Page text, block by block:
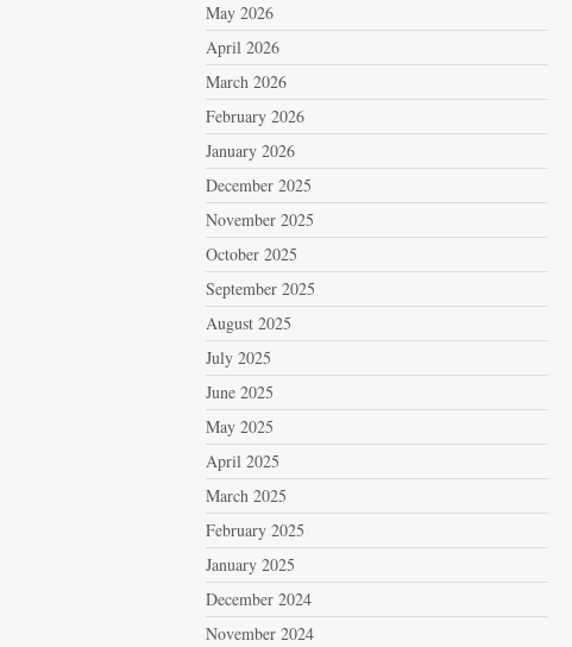
May 2026
April 2026
March 2026
February 2026
January 2026
December 2025
November 2025
October 2025
September 2025
August 2025
July 2025
June 2025
May 2025
April 2025
March 2025
February 2025
January 2025
December 2024
November 2024